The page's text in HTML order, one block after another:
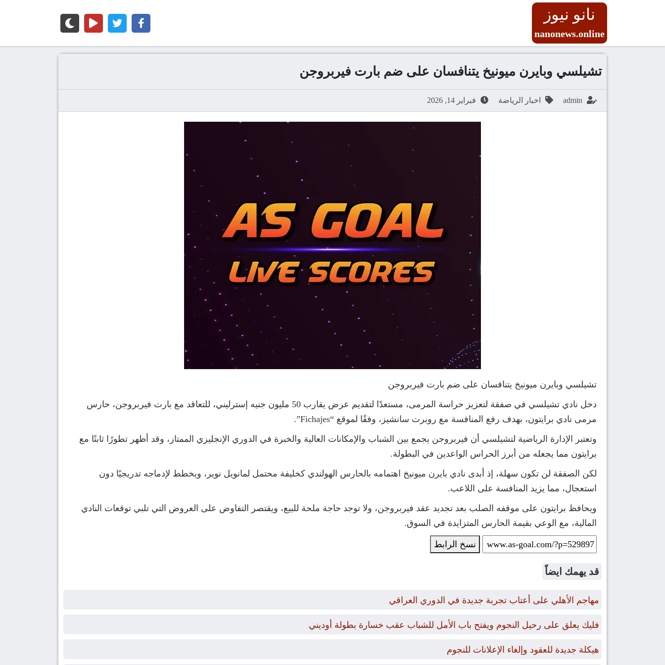
نانو نيوز
nanonews.online
تشيلسي وبايرن ميونيخ يتنافسان على ضم بارت فيربروجن
admin اخبار الرياضة فبراير 14, 2026
تشيلسي وبايرن ميونيخ يتنافسان على ضم بارت فيربروجن
دخل نادي تشيلسي في صفقة لتعزيز حراسة المرمى، مستعدًا لتقديم عرض يقارب 50 مليون جنيه إسترليني، للتعاقد مع بارت فيربروجن، حارس
مرمى نادي برايتون، بهدف رفع المنافسة مع روبرت سانشيز، وفقًا لموقع “Fichajes”.
وتعتبر الإدارة الرياضية لتشيلسي أن فيربروجن يجمع بين الشباب والإمكانات العالية والخبرة في الدوري الإنجليزي الممتاز، وقد أظهر تطورًا ثابتًا مع
برايتون مما يجعله من أبرز الحراس الواعدين في البطولة.
لكن الصفقة لن تكون سهلة، إذ أبدى نادي بايرن ميونيخ اهتمامه بالحارس الهولندي كخليفة محتمل لمانويل نوير، ويخطط لإدماجه تدريجيًا دون
استعجال، مما يزيد المنافسة على اللاعب.
ويحافظ برايتون على موقفه الصلب بعد تجديد عقد فيربروجن، ولا توجد حاجة ملحة للبيع، ويقتصر التفاوض على العروض التي تلبي توقعات النادي
المالية، مع الوعي بقيمة الحارس المتزايدة في السوق.
نسخ الرابط
قد يهمك ايضاً
مهاجم الأهلي على أعتاب تجربة جديدة في الدوري العراقي
فليك يعلق على رحيل النجوم ويفتح باب الأمل للشباب عقب خسارة بطولة أوديني
هيكلة جديدة للعقود وإلغاء الإعلانات للنجوم